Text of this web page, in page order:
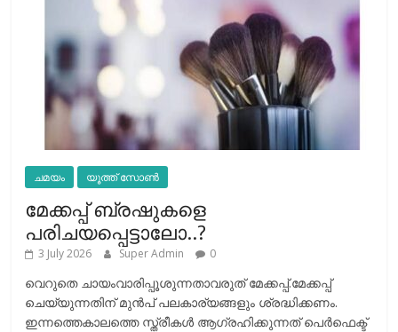
ചമയം യൂത്ത് സോൺ
മേക്കപ്പ് ബ്രഷുകളെ
പരിചയപ്പെട്ടാലോ..?
3 July 2026 Super Admin 0
വെറുതെ ചായംവാരിപ്പൂശുന്നതാവരുത് മേക്കപ്പ്.മേക്കപ്പ്
ചെയ്യുന്നതിന് മുന്‍പ് പലകാര്യങ്ങളും ശ്രദ്ധിക്കണം.
ഇന്നത്തെകാലത്തെ സ്ത്രീകള്‍ ആഗ്രഹിക്കുന്നത് പെര്‍ഫെക്ട്